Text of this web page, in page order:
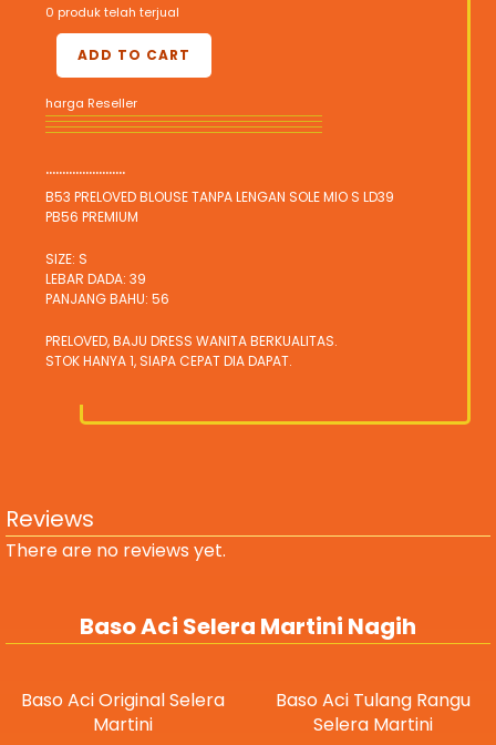
0 produk telah terjual
ADD TO CART
harga Reseller
........................
B53 PRELOVED BLOUSE TANPA LENGAN SOLE MIO S LD39
PB56 PREMIUM
SIZE: S
LEBAR DADA: 39
PANJANG BAHU: 56
PRELOVED, BAJU DRESS WANITA BERKUALITAS.
STOK HANYA 1, SIAPA CEPAT DIA DAPAT.
Reviews
There are no reviews yet.
Baso Aci Selera Martini Nagih
Baso Aci Original Selera
Martini
Baso Aci Tulang Rangu
Selera Martini